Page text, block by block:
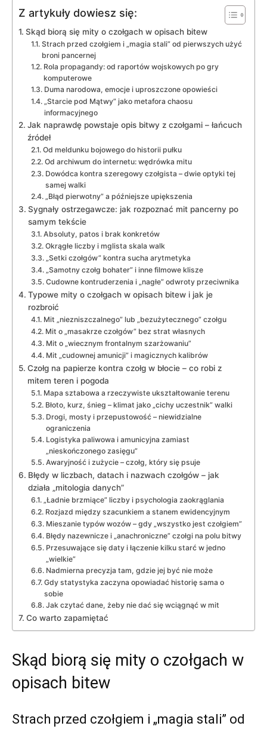
Z artykuły dowiesz się:
Skąd biorą się mity o czołgach w opisach bitew
Strach przed czołgiem i „magia stali” od pierwszych użyć
broni pancernej
Rola propagandy: od raportów wojskowych po gry
komputerowe
Duma narodowa, emocje i uproszczone opowieści
„Starcie pod Mątwy” jako metafora chaosu
informacyjnego
Jak naprawdę powstaje opis bitwy z czołgami – łańcuch
źródeł
Od meldunku bojowego do historii pułku
Od archiwum do internetu: wędrówka mitu
Dowódca kontra szeregowy czołgista – dwie optyki tej
samej walki
„Błąd pierwotny” a późniejsze upiększenia
Sygnały ostrzegawcze: jak rozpoznać mit pancerny po
samym tekście
Absoluty, patos i brak konkretów
Okrągłe liczby i mglista skala walk
„Setki czołgów” kontra sucha arytmetyka
„Samotny czołg bohater” i inne filmowe klisze
Cudowne kontruderzenia i „nagłe” odwroty przeciwnika
Typowe mity o czołgach w opisach bitew i jak je
rozbroić
Mit „niezniszczalnego” lub „bezużytecznego” czołgu
Mit o „masakrze czołgów” bez strat własnych
Mit o „wiecznym frontalnym szarżowaniu”
Mit „cudownej amunicji” i magicznych kalibrów
Czołg na papierze kontra czołg w błocie – co robi z
mitem teren i pogoda
Mapa sztabowa a rzeczywiste ukształtowanie terenu
Błoto, kurz, śnieg – klimat jako „cichy uczestnik” walki
Drogi, mosty i przepustowość – niewidzialne
ograniczenia
Logistyka paliwowa i amunicyjna zamiast
„nieskończonego zasięgu”
Awaryjność i zużycie – czołg, który się psuje
Błędy w liczbach, datach i nazwach czołgów – jak
działa „mitologia danych”
„Ładnie brzmiące” liczby i psychologia zaokrąglania
Rozjazd między szacunkiem a stanem ewidencyjnym
Mieszanie typów wozów – gdy „wszystko jest czołgiem”
Błędy nazewnicze i „anachroniczne” czołgi na polu bitwy
Przesuwające się daty i łączenie kilku starć w jedno
„wielkie”
Nadmierna precyzja tam, gdzie jej być nie może
Gdy statystyka zaczyna opowiadać historię sama o
sobie
Jak czytać dane, żeby nie dać się wciągnąć w mit
Co warto zapamiętać
Skąd biorą się mity o czołgach w
opisach bitew
Strach przed czołgiem i „magia stali” od